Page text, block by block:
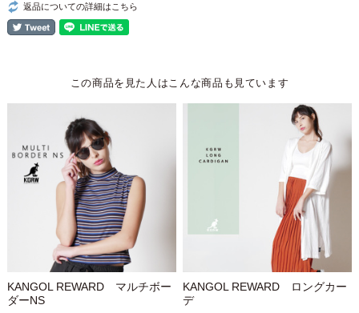
返品についての詳細はこちら
この商品を見た人はこんな商品も見ています
KANGOL REWARD マルチボー
ダーNS
KANGOL REWARD ロングカー
デ